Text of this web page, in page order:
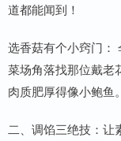
道都能闻到！
选香菇有个小窍门：
菜场角落找那位戴老
肉质肥厚得像小鲍鱼。
二、调馅三绝技：让